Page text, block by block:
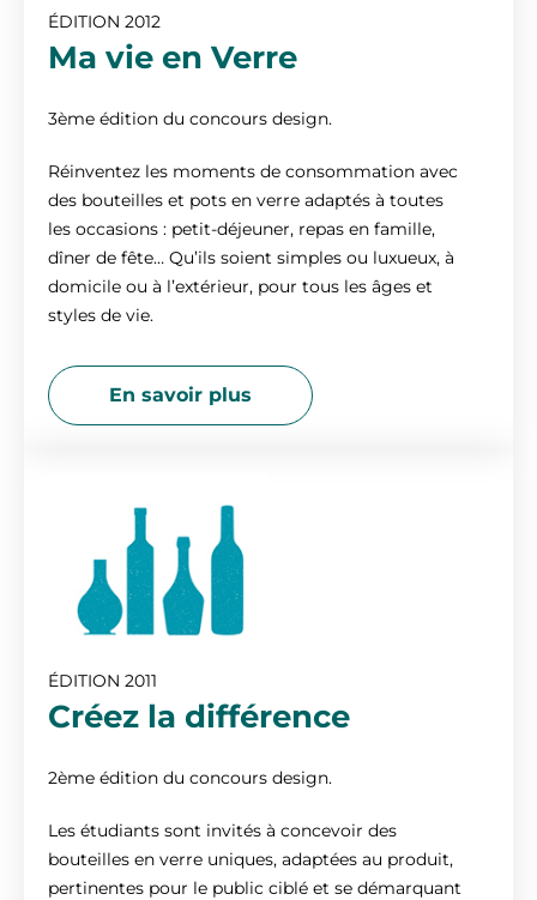
ÉDITION 2012
Ma vie en Verre
3ème édition du concours design.
Réinventez les moments de consommation avec
des bouteilles et pots en verre adaptés à toutes
les occasions : petit-déjeuner, repas en famille,
dîner de fête… Qu’ils soient simples ou luxueux, à
domicile ou à l’extérieur, pour tous les âges et
styles de vie.
En savoir plus
ÉDITION 2011
Créez la différence
2ème édition du concours design.
Les étudiants sont invités à concevoir des
bouteilles en verre uniques, adaptées au produit,
pertinentes pour le public ciblé et se démarquant